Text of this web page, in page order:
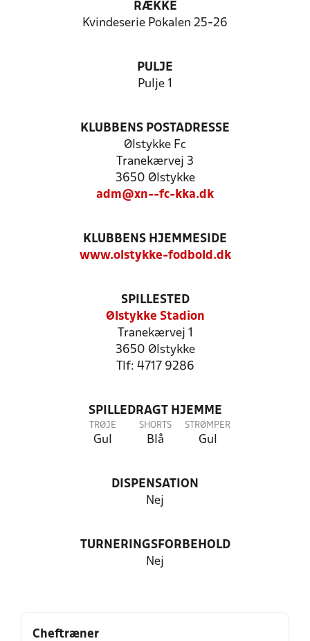
RÆKKE
Kvindeserie Pokalen 25-26
PULJE
Pulje 1
KLUBBENS POSTADRESSE
Ølstykke Fc
Tranekærvej 3
3650 Ølstykke
adm@xn--fc-kka.dk
KLUBBENS HJEMMESIDE
www.olstykke-fodbold.dk
SPILLESTED
Ølstykke Stadion
Tranekærvej 1
3650 Ølstykke
Tlf: 4717 9286
SPILLEDRAGT HJEMME
TRØJE
Gul
SHORTS
Blå
STRØMPER
Gul
DISPENSATION
Nej
TURNERINGSFORBEHOLD
Nej
Cheftræner